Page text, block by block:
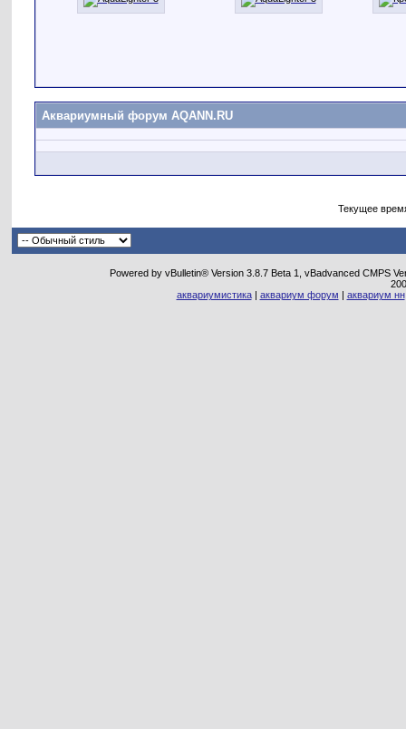
Аквариумный форум AQANN.RU
Текущее
Powered by vBulletin® Version 3.8.7 Beta 1, vBadvanced CMPS
аквариумистика| аквариум форум | аквариум нн